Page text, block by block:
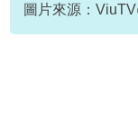
圖片來源：